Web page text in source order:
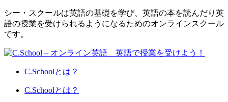
シー・スクールは英語の基礎を学び、英語の本を読んだり英
語の授業を受けられるようになるためのオンラインスクール
です。
C.Schoolとは？
C.Schoolとは？